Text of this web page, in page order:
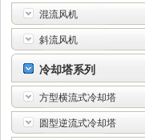
混流风机
斜流风机
冷却塔系列
方型横流式冷却塔
圆型逆流式冷却塔